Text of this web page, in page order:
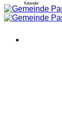
Kalender